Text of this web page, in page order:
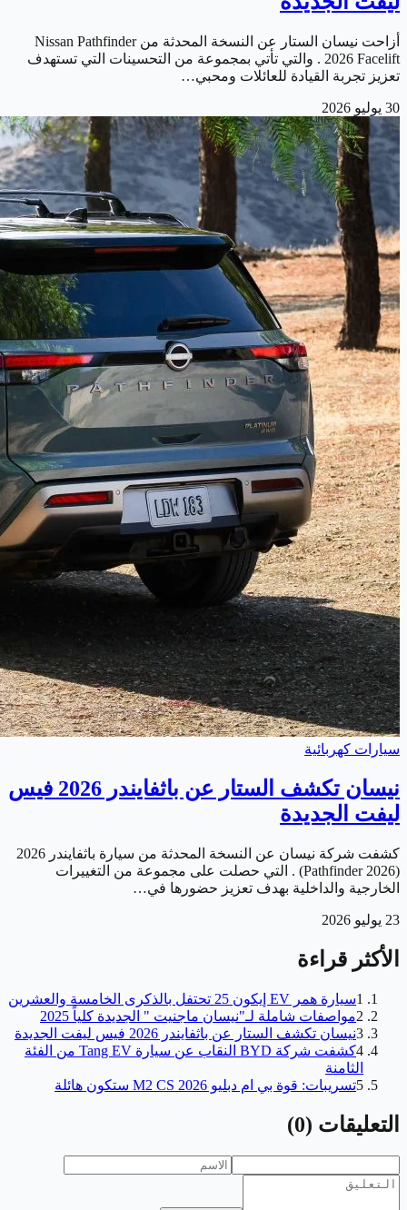
أزاحت نيسان الستار عن النسخة المحدثة من Nissan Pathfinder
2026 Facelift . والتي تأتي بمجموعة من التحسينات التي تستهدف
تعزيز تجربة القيادة للعائلات ومحبي…
30 يوليو 2026
سيارات كهربائية
نيسان تكشف الستار عن باثفايندر 2026 فيس
ليفت الجديدة
كشفت شركة نيسان عن النسخة المحدثة من سيارة باثفايندر 2026
(Pathfinder 2026) . التي حصلت على مجموعة من التغييرات
الخارجية والداخلية بهدف تعزيز حضورها في…
23 يوليو 2026
الأكثر قراءة
1سيارة همر EV إيكون 25 تحتفل بالذكرى الخامسة والعشرين
2مواصفات شاملة لـ"نيسان ماجنيت " الجديدة كلياً 2025
3نيسان تكشف الستار عن باثفايندر 2026 فيس ليفت الجديدة
4
كشفت شركة BYD النقاب عن سيارة Tang EV من الفئة
الثامنة
5تسريبات: قوة بي ام دبليو M2 CS 2026 ستكون هائلة
التعليقات (
0
)